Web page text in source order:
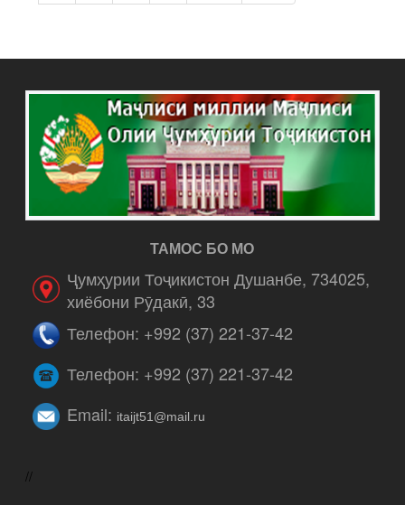
ТАМОС БО МО
Ҷумҳурии Тоҷикистон Душанбе, 734025,
хиёбони Рӯдакӣ, 33
Телефон: +992 (37) 221-37-42
Телефон: +992 (37) 221-37-42
Email: itaijt51@mail.ru
//